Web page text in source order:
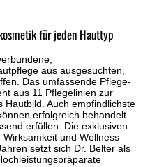
für jeden Hauttyp
aus ausgesuchten,
Das umfassende Pflege-
aus 11 Pflegelinien zur
Hautbild. Auch empfindlichste
erfolgreich behandelt
erfüllen. Die exklusiven
und Wellness
setzt sich Dr. Belter als